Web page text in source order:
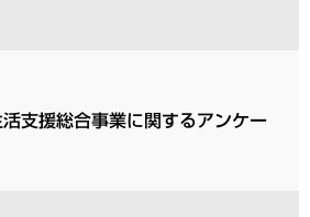
支援総合事業に関するアンケー